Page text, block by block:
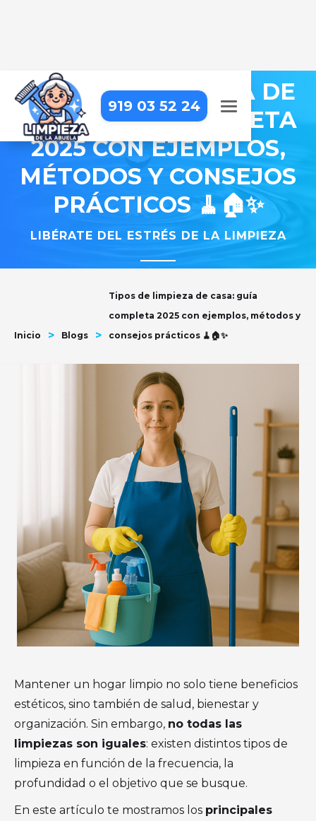
919 03 52 24
TIPOS DE LIMPIEZA DE
CASA: GUÍA COMPLETA
2025 CON EJEMPLOS,
MÉTODOS Y CONSEJOS
PRÁCTICOS 🧹🏠✨
LIBÉRATE DEL ESTRÉS DE LA LIMPIEZA
Inicio > Blogs >
Tipos de limpieza de casa: guía
completa 2025 con ejemplos, métodos y
consejos prácticos 🧹🏠✨
Mantener un hogar limpio no solo tiene beneficios
estéticos, sino también de salud, bienestar y
organización. Sin embargo, no todas las
limpiezas son iguales: existen distintos tipos de
limpieza en función de la frecuencia, la
profundidad o el objetivo que se busque.
En este artículo te mostramos los principales